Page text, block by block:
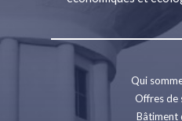
Qui
Offres de
Bâtiment